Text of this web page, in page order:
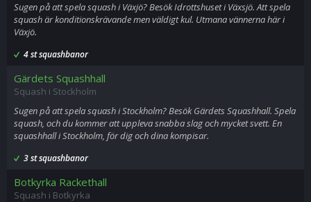
Sugen på att spela squash i Växjö? Besök Idrottshuset i Växsjö. Att spela
squash är konditionskrävande men väldigt kul. Utmana vännerna här i
Växjö.
4 st squashbanor
Gärdets Squashhall
Squash i Stockholm
Sugen på att spela squash i Stockholm? Besök Gärdets Squashhall. Spela
squash, och du kommer att uppleva snabba slag och mycket svett. En
squashhall i Stockholm, för dig och dina kompisar.
3 st squashbanor
Botkyrka Rackethall
Squash i Botkyrka